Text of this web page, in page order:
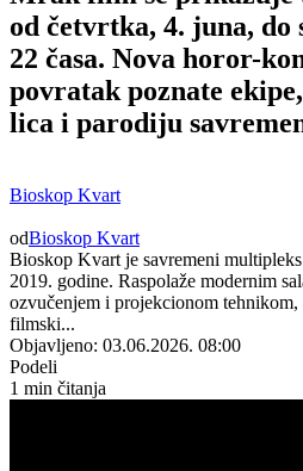
od četvrtka, 4. juna, do
22 časa. Nova horor-
povratak poznate
lica i parodiju
Bioskop Kvart
odBioskop Kvart
Bioskop Kvart je savremeni
2019. godine. Raspolaže modernim
ozvučenjem i projekcionom tehnikom,
filmski...
Objavljeno: 03.06.2026. 08:00
Podeli
1 min čitanja